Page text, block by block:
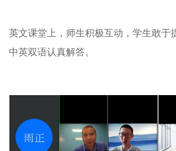
英文课堂上，师生积极互动，学生敢于
中英双语认真解答。